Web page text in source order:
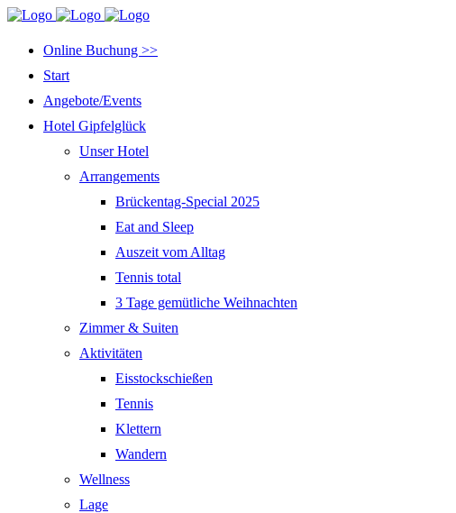
Online Buchung >>
Start
Angebote/Events
Hotel Gipfelglück
Unser Hotel
Arrangements
Brückentag-Special 2025
Eat and Sleep
Auszeit vom Alltag
Tennis total
3 Tage gemütliche Weihnachten
Zimmer & Suiten
Aktivitäten
Eisstockschießen
Tennis
Klettern
Wandern
Wellness
Lage